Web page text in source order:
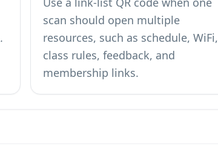
scan should open multiple
resources, such as schedule, WiFi,
class rules, feedback, and
membership links.